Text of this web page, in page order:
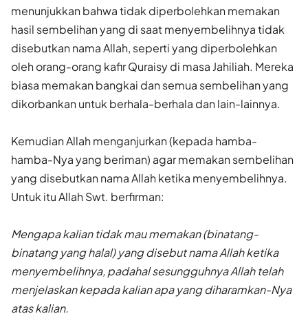
menun­jukkan bahwa tidak diperbolehkan memakan
hasil sembelihan yang di saat menyembelihnya tidak
disebutkan nama Allah, seperti yang diperbolehkan
oleh orang-orang kafir Quraisy di masa Jahiliah. Mereka
biasa memakan bangkai dan semua sembelihan yang
dikorbankan untuk berhala-berhala dan lain-lainnya.
Kemudian Allah menganjurkan (kepada hamba-
hamba-Nya yang beriman) agar memakan sembelihan
yang disebutkan nama Allah ketika menyembelihnya.
Untuk itu Allah Swt. berfirman:
Mengapa kalian tidak mau memakan (binatang-
binatang yang halal) yang disebut nama Allah ketika
menyembelihnya, padahal sesungguhnya Allah telah
menjelaskan kepada kalian apa yang diharamkan-Nya
atas kalian.